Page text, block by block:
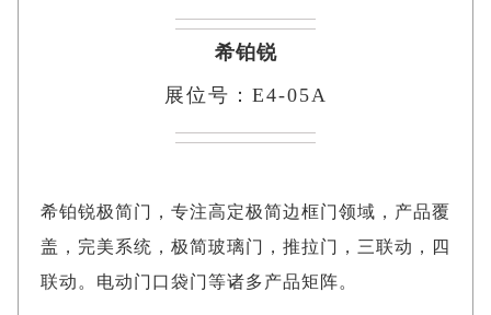
希铂锐
展位号：E4-05A
希铂锐极简门，专注高定极简边框门领域，产品覆
盖，完美系统，极简玻璃门，推拉门，三联动，四
联动。电动门口袋门等诸多产品矩阵。